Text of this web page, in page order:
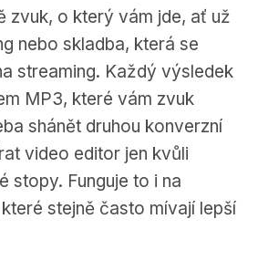
zvuk, o který vám jde, ať už
nebo skladba, která se
streaming. Každý výsledek
MP3, které vám zvuk
shánět druhou konverzní
video editor jen kvůli
stopy. Funguje to i na
stejně často mívají lepší